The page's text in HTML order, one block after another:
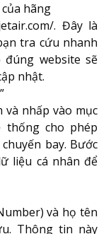
hãng
. Đây là
tra cứu nhanh
đúng website sẽ
nhật.
nhấp vào mục
thống cho phép
bay. Bước
liệu cá nhân để
và họ tên
Thông tin này